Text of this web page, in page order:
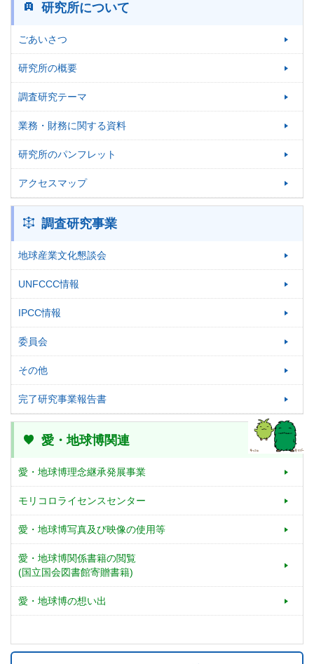
研究所について
ごあいさつ
研究所の概要
調査研究テーマ
業務・財務に関する資料
研究所のパンフレット
アクセスマップ
調査研究事業
地球産業文化懇談会
UNFCCC情報
IPCC情報
委員会
その他
完了研究事業報告書
愛・地球博関連
愛・地球博理念継承発展事業
モリコロライセンスセンター
愛・地球博写真及び映像の使用等
愛・地球博関係書籍の閲覧
(国立国会図書館寄贈書籍)
愛・地球博の想い出